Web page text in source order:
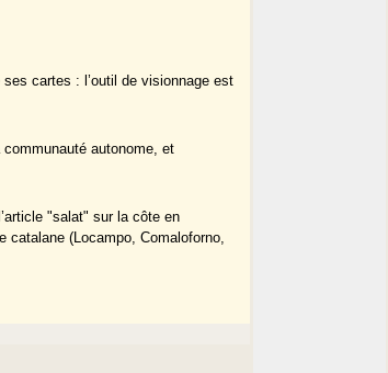
ses cartes : l’outil de visionnage est
autonome, et
"salat" sur la côte en
catalane (Locampo, Comaloforno,